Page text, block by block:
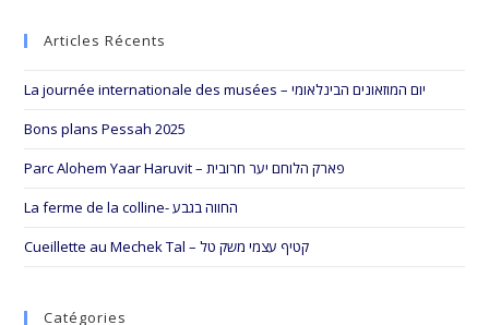
Articles Récents
La journée internationale des musées – יום המוזאונים הבינלאומי
Bons plans Pessah 2025
Parc Alohem Yaar Haruvit – פארק הלוחם יער חרובית
La ferme de la colline- החווה בגבע
Cueillette au Mechek Tal – קטיף עצמי משק טל
Catégories